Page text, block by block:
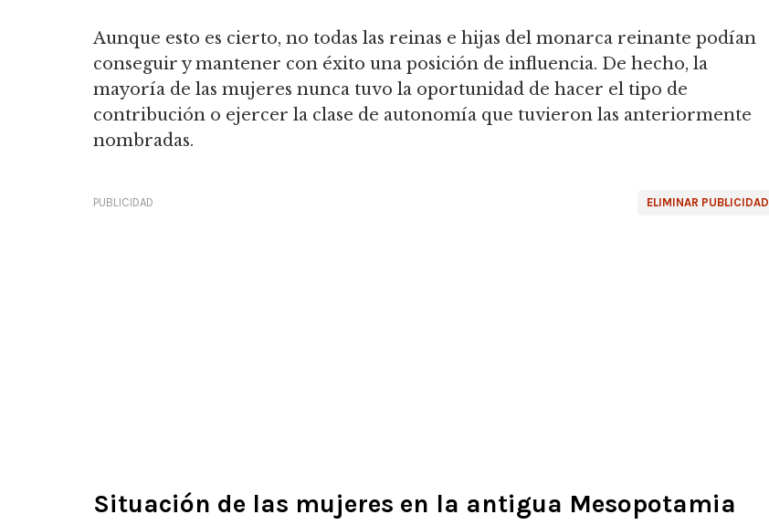
Aunque esto es cierto, no todas las reinas e hijas del monarca reinante podían
conseguir y mantener con éxito una posición de influencia. De hecho, la
mayoría de las mujeres nunca tuvo la oportunidad de hacer el tipo de
contribución o ejercer la clase de autonomía que tuvieron las anteriormente
nombradas.
ELIMINAR PUBLICIDAD
PUBLICIDAD
Situación de las mujeres en la antigua Mesopotamia